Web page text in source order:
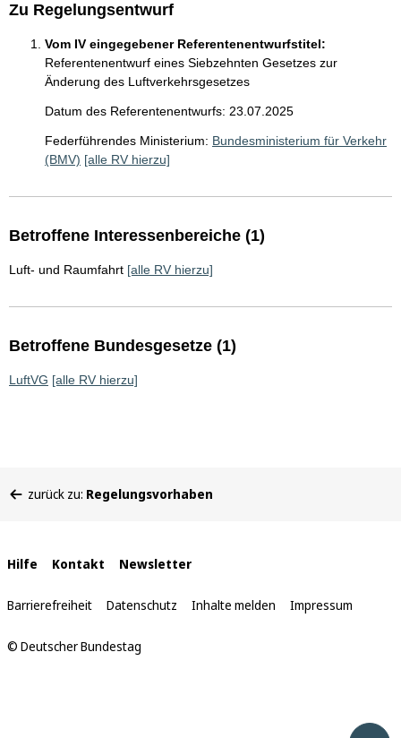
Zu Regelungsentwurf
Vom IV eingegebener Referentenentwurfstitel:
Referentenentwurf eines Siebzehnten Gesetzes zur
Änderung des Luftverkehrsgesetzes
Datum des Referentenentwurfs: 23.07.2025
Federführendes Ministerium: Bundesministerium für Verkehr
(BMV) [alle RV hierzu]
Betroffene Interessenbereiche (1)
Luft- und Raumfahrt [alle RV hierzu]
Betroffene Bundesgesetze (1)
LuftVG [alle RV hierzu]
befinden
zurück zu: Regelungsvorhaben
Interne
Links
Hilfe Kontakt Newsletter
Barrierefreiheit Datenschutz Inhalte melden Impressum
© Deutscher Bundestag